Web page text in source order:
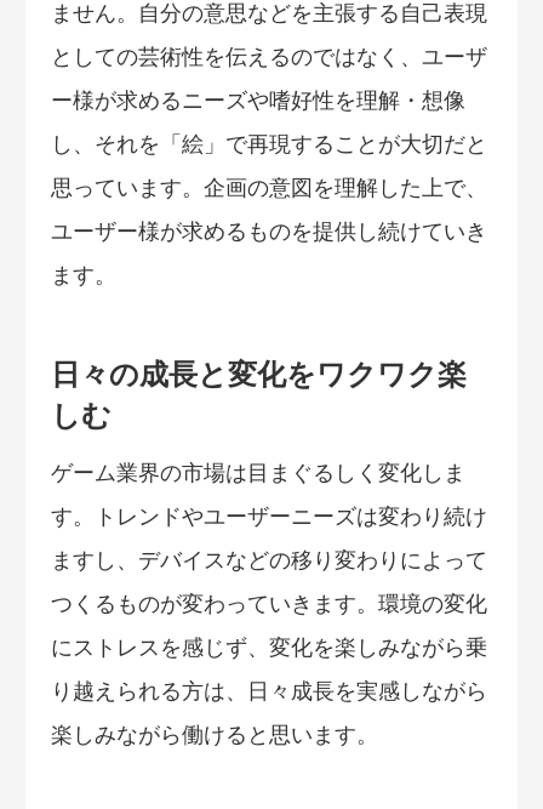
ません。自分の意思などを主張する自己表現
としての芸術性を伝えるのではなく、ユーザ
ー様が求めるニーズや嗜好性を理解・想像
し、それを「絵」で再現することが大切だと
思っています。企画の意図を理解した上で、
ユーザー様が求めるものを提供し続けていき
ます。
日々の成長と変化をワクワク楽
しむ
ゲーム業界の市場は目まぐるしく変化しま
す。トレンドやユーザーニーズは変わり続け
ますし、デバイスなどの移り変わりによって
つくるものが変わっていきます。環境の変化
にストレスを感じず、変化を楽しみながら乗
り越えられる方は、日々成長を実感しながら
楽しみながら働けると思います。